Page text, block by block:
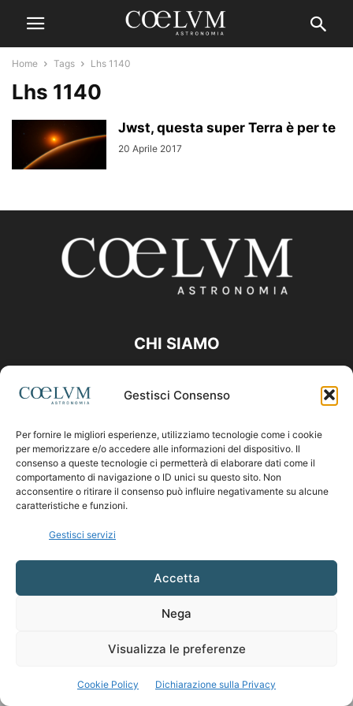
Gestisci Consenso
Per fornire le migliori esperienze, utilizziamo tecnologie come i cookie
per memorizzare e/o accedere alle informazioni del dispositivo. Il
consenso a queste tecnologie ci permetterà di elaborare dati come il
comportamento di navigazione o ID unici su questo sito. Non
acconsentire o ritirare il consenso può influire negativamente su alcune
caratteristiche e funzioni.
Gestisci servizi
Accetta
Nega
Visualizza le preferenze
Cookie Policy Dichiarazione sulla Privacy
Home Tags Lhs 1140
Lhs 1140
Jwst, questa super Terra è per te
20 Aprile 2017
CHI SIAMO
Contattaci:coelumastro@coelum.com
SEGUICI